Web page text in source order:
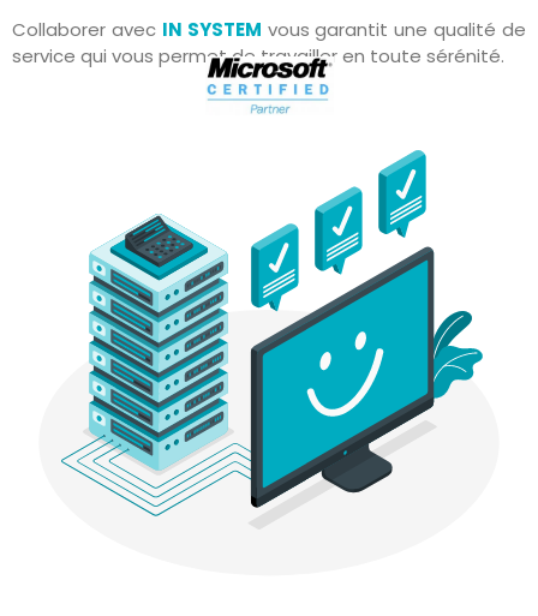
Collaborer avec IN SYSTEM vous garantit une qualité de
service qui vous permet de travailler en toute sérénité.